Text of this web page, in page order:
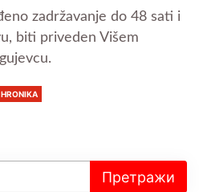
zadržavanje do 48 sati i
biti priveden Višem
HRONIKA